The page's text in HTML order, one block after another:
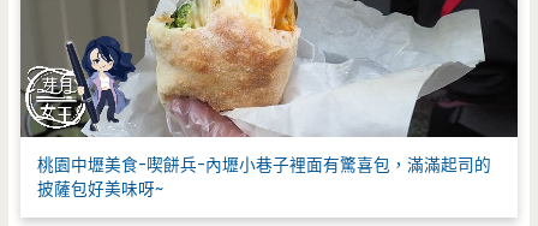
桃園中壢美食-喫餅兵-內壢小巷子裡面有驚喜包，滿滿起司的
披薩包好美味呀~